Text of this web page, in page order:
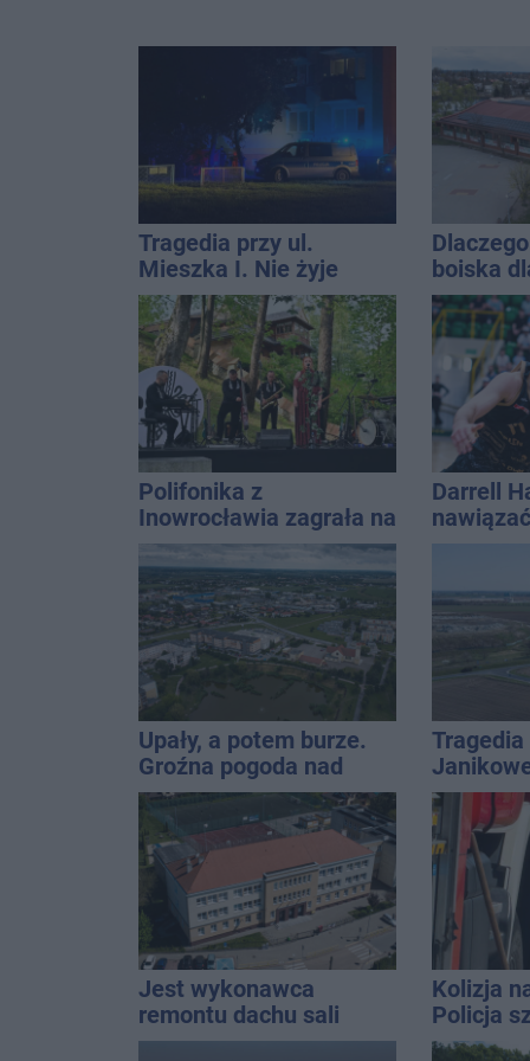
Tragedia przy ul.
Mieszka I. Nie żyje
osoba, która wypadła z
czwartego piętra
boiska
Ratusz
Polifonika z
Inowrocławia zagrała na
Harendzie. Muzyczny
hołd dla Jana
Kasprowicza
Darrell
Upały, a potem burze.
Groźna pogoda nad
naszym regionem
Tragedia
Jest wykonawca
remontu dachu sali
gimastycznej
Kolizja
Policja
Golfa